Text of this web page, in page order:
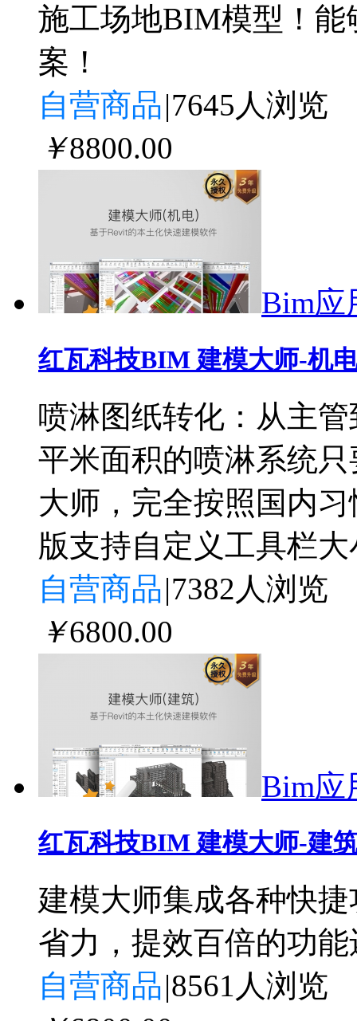
施工场地BIM模型！
案！
自营商品|7645人浏览
￥8800.00
Bim应
红瓦科技BIM 建模大师-机
喷淋图纸转化：从主
平米面积的喷淋系统
大师，完全按照国内
版支持自定义工具栏
自营商品|7382人浏览
￥6800.00
Bim应
红瓦科技BIM 建模大师-建
建模大师集成各种快
省力，提效百倍的功
自营商品|8561人浏览